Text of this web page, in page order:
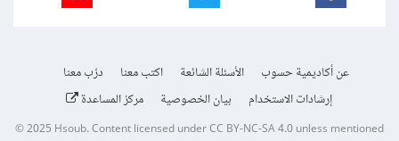
عن أكاديمية حسوب الأسئلة الشائعة اكتب معنا
درّب معنا
إرشادات الاستخدام
بيان الخصوصية مركز المساعدة
© 2025Hsoub.Content licensed underCC BY-NC-SA 4.0unless mentioned